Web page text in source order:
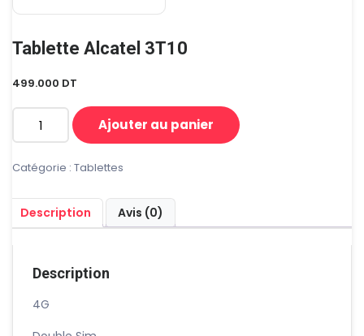
Tablette Alcatel 3T10
499.000 DT
quantité
Tablette
3T10
Ajouter au panier
Catégorie : Tablettes
Description Avis (0)
Description
4G